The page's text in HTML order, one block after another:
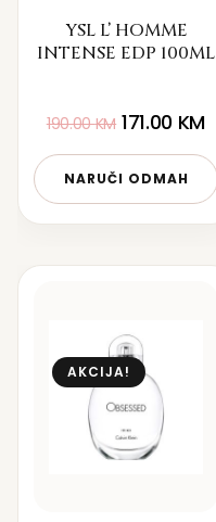
YSL L’ HOMME
INTENSE EDP 100ML
190.00KM 171.00 KM
NARUČI ODMAH
AKCIJA!